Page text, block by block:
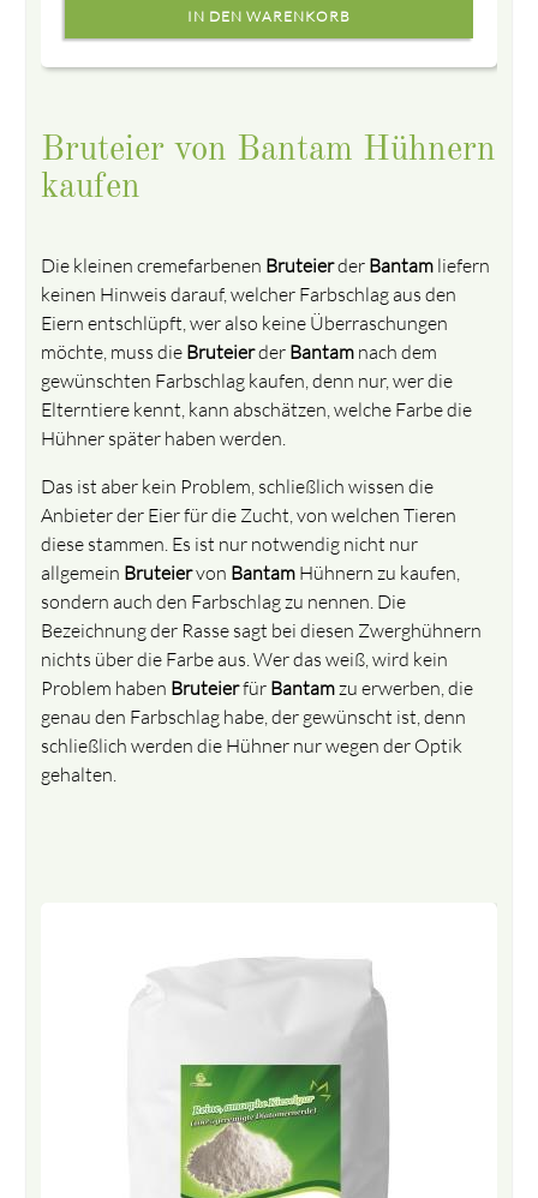
Bruteier von Bantam Hühnern
kaufen
Die kleinen cremefarbenen Bruteierder Bantam liefern
keinen Hinweis darauf, welcher Farbschlag aus den
Eiern entschlüpft, wer also keine Überraschungen
möchte, muss die Bruteierder Bantam nach dem
gewünschten Farbschlag kaufen, denn nur, wer die
Elterntiere kennt, kann abschätzen, welche Farbe die
Hühner später haben werden.
Das ist aber kein Problem, schließlich wissen die
Anbieter der Eier für die Zucht, von welchen Tieren
diese stammen. Es ist nur notwendig nicht nur
allgemein Bruteiervon Bantam Hühnern zu kaufen,
sondern auch den Farbschlag zu nennen. Die
Bezeichnung der Rasse sagt bei diesen Zwerghühnern
nichts über die Farbe aus. Wer das weiß, wird kein
Problem haben Bruteierfür Bantamzu erwerben, die
genau den Farbschlag habe, der gewünscht ist, denn
schließlich werden die Hühner nur wegen der Optik
gehalten.